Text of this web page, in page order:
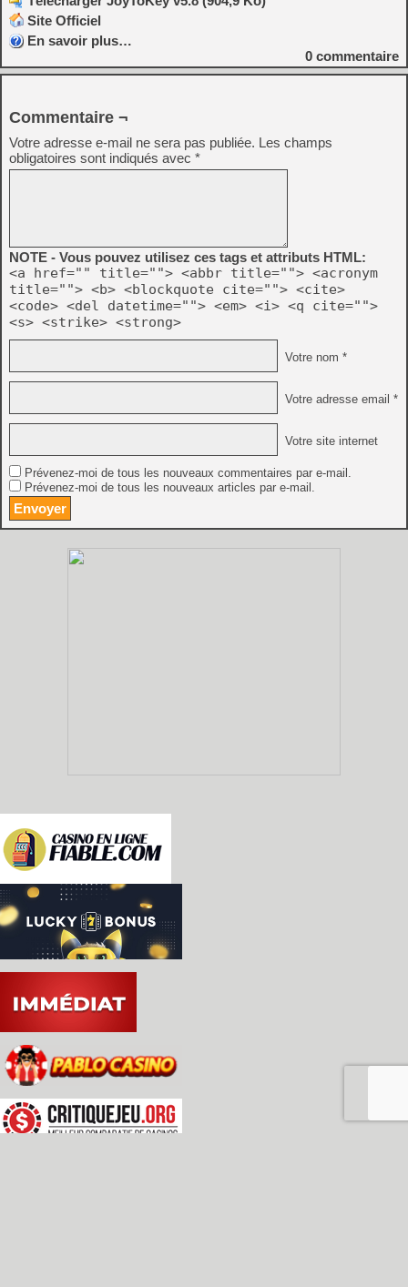
Site Officiel
En savoir plus…
0 commentaire
Commentaire ¬
Votre adresse e-mail ne sera pas publiée. Les champs
obligatoires sont indiqués avec *
NOTE - Vous pouvez utilisez ces tags et attributs HTML:
<a href="" title=""> <abbr title=""> <acronym
title=""> <b> <blockquote cite=""> <cite>
<code> <del datetime=""> <em> <i> <q cite="">
<s> <strike> <strong>
Votre nom *
Votre adresse email *
Votre site internet
Prévenez-moi de tous les nouveaux commentaires par e-mail.
Prévenez-moi de tous les nouveaux articles par e-mail.